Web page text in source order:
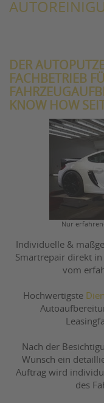
DER
FACHBETRIEB
KNOW HOW
Nur
Individuelle &
Smartrepair direkt in
vom
Hochwertigste
Nach der
Wunsch ein
Auftrag wird
des